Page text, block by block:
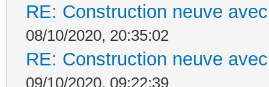
RE: Construction neuve
08/10/2020, 20:35:02
RE: Construction neuve
09/10/2020, 09:22:39